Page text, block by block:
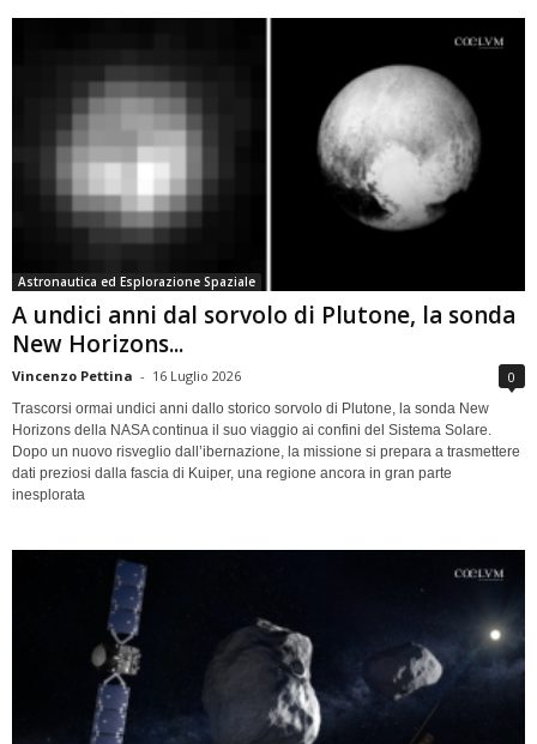
Astronautica ed Esplorazione Spaziale
A undici anni dal sorvolo di Plutone, la sonda
New Horizons...
Vincenzo Pettina - 16 Luglio 2026 0
Trascorsi ormai undici anni dallo storico sorvolo di Plutone, la sonda New
Horizons della NASA continua il suo viaggio ai confini del Sistema Solare.
Dopo un nuovo risveglio dall’ibernazione, la missione si prepara a trasmettere
dati preziosi dalla fascia di Kuiper, una regione ancora in gran parte
inesplorata